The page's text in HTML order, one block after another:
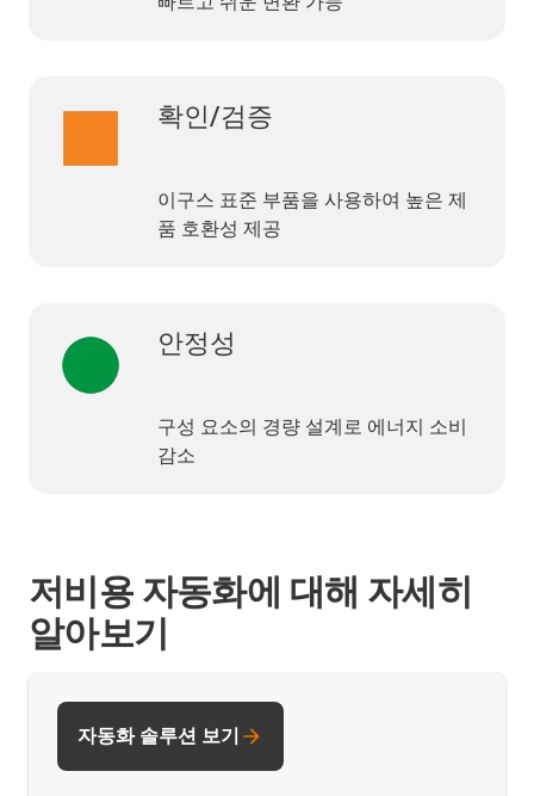
확인/검증
이구스 표준 부품을 사용하여 높은 제
품 호환성 제공
안정성
구성 요소의 경량 설계로 에너지 소비
감소
저비용 자동화에 대해 자세히
알아보기
자동화 솔루션 보기